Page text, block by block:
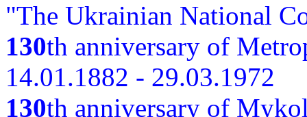
"The Ukrainian National
130th anniversary of
14.01.1882 - 29.03.1972
130th anniversary of